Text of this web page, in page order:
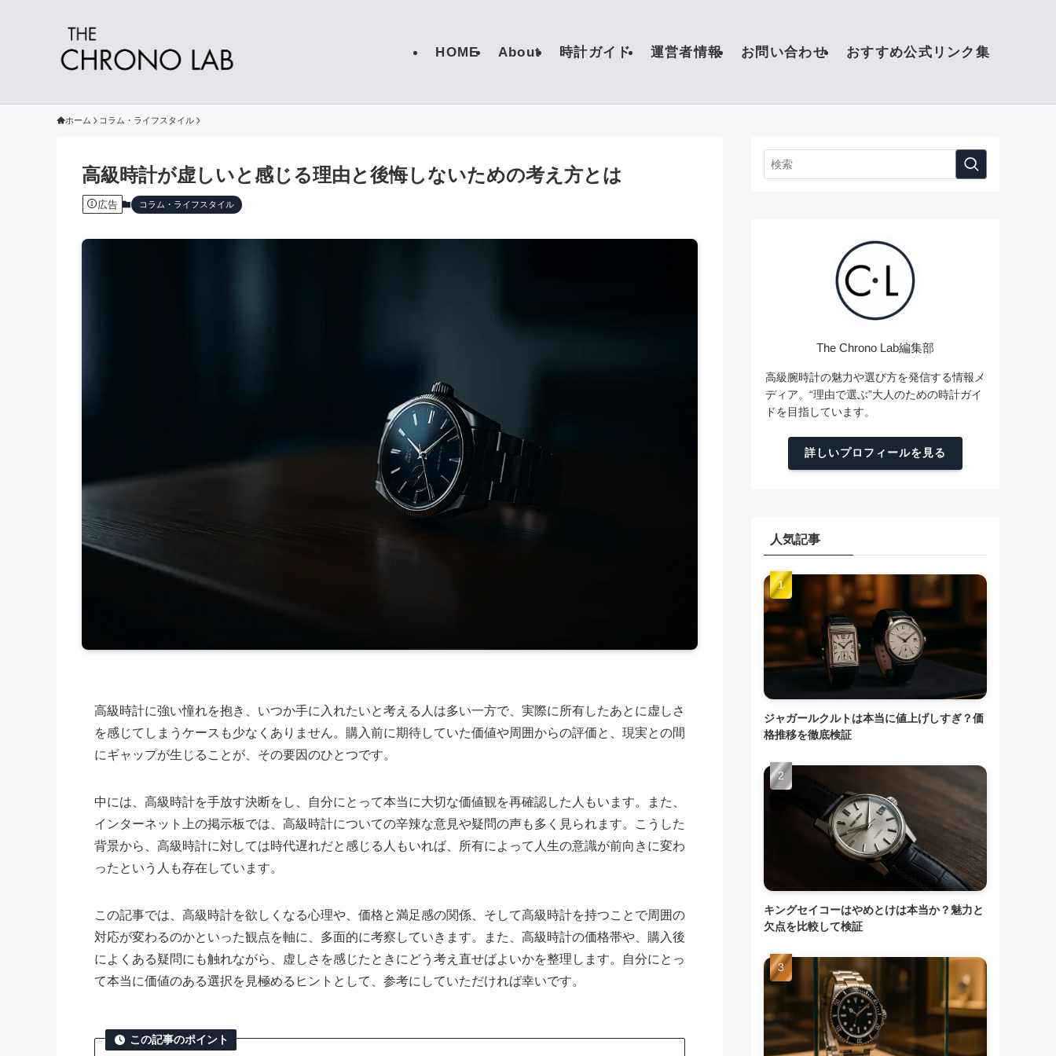
HOME About 時計ガイド 運営者情報 お問い合わせ おすすめ公式リンク集
ホーム コラム・ライフスタイル
高級時計が虚しいと感じる理由と後悔しないための考え方とは
広告 コラム・ライフスタイル
高級時計に強い憧れを抱き、いつか手に入れたいと考える人は多い一方で、実際に所有したあとに虚しさ
を感じてしまうケースも少なくありません。購入前に期待していた価値や周囲からの評価と、現実との間
にギャップが生じることが、その要因のひとつです。
中には、高級時計を手放す決断をし、自分にとって本当に大切な価値観を再確認した人もいます。また、
インターネット上の掲示板では、高級時計についての辛辣な意見や疑問の声も多く見られます。こうした
背景から、高級時計に対しては時代遅れだと感じる人もいれば、所有によって人生の意識が前向きに変わ
ったという人も存在しています。
この記事では、高級時計を欲しくなる心理や、価格と満足感の関係、そして高級時計を持つことで周囲の
対応が変わるのかといった観点を軸に、多面的に考察していきます。また、高級時計の価格帯や、購入後
によくある疑問にも触れながら、虚しさを感じたときにどう考え直せばよいかを整理します。自分にとっ
て本当に価値のある選択を見極めるヒントとして、参考にしていただければ幸いです。
この記事のポイント
The Chrono Lab編集部
高級腕時計の魅力や選び方を発信する情報メ
ディア。“理由で選ぶ”大人のための時計ガイ
ドを目指しています。
詳しいプロフィールを見る
人気記事
ジャガールクルトは本当に値上げしすぎ？価
格推移を徹底検証
キングセイコーはやめとけは本当か？魅力と
欠点を比較して検証